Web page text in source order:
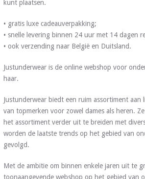
kunt plaatsen.
• gratis luxe cadeauverpakking;
• snelle levering binnen 24 uur met 14 dagen
• ook verzending naar België en Duitsland.
Justunderwear is de online webshop voor
haar.
Justunderwear biedt een ruim assortiment aan
van topmerken voor zowel dames als heren.
het assortiment verder uit te breiden met
worden de laatste trends op het gebied van
gevolgd.
Met de ambitie om binnen enkele jaren uit te
toonaangevende webshop op het gebied van